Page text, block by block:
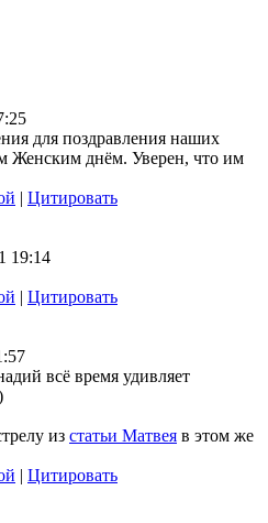
для поздравления наших
днём. Уверен, что им
| Цитировать
19:14
| Цитировать
всё время удивляет
из статьи Матвея в этом же
| Цитировать